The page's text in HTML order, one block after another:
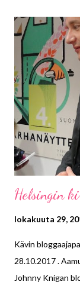
henkilöt saivat
painottivat
sitä mieltä, että
Huomasin Jutta
Hidasta elämää -
televisiosta tullut
Gustafsberg
Helsingin
lokakuuta 29,
Kävin
28.10.2017 .
Johnny Knigan